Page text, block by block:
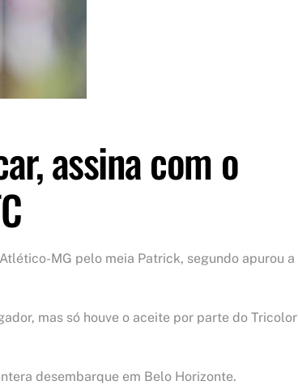
assina com o
MG pelo meia Patrick, segundo apurou a
mas só houve o aceite por parte do Tricolor
desembarque em Belo Horizonte.